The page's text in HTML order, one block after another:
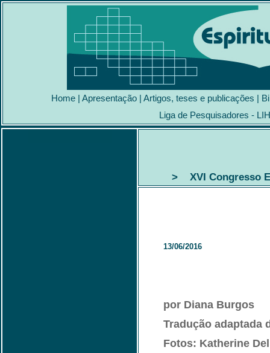
Home | Apresentação | Artigos, teses e publicações |
Liga de Pesquisadores -
> XVI Congresso
13/06/2016
por Diana Burgos
Tradução adaptada
Fotos: Katherine